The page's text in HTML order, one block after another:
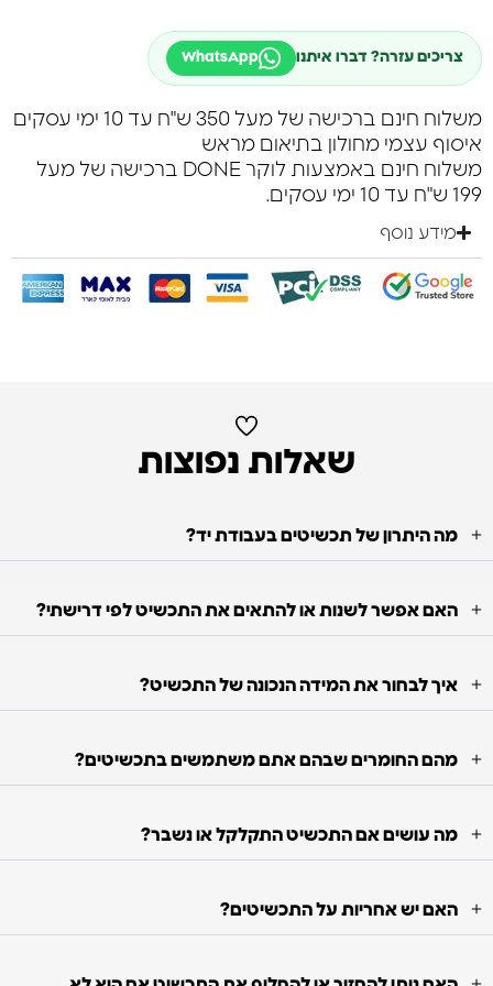
צריכים עזרה? דברו איתנו WhatsApp
משלוח חינם ברכישה של מעל 350 ש"ח עד 10 ימי עסקים
איסוף עצמי מחולון בתיאום מראש
משלוח חינם באמצעות לוקר DONE ברכישה של מעל
199 ש"ח עד 10 ימי עסקים.
מידע נוסף
שאלות נפוצות
מה היתרון של תכשיטים בעבודת יד?
האם אפשר לשנות או להתאים את התכשיט לפי דרישתי?
איך לבחור את המידה הנכונה של התכשיט?
מהם החומרים שבהם אתם משתמשים בתכשיטים?
מה עושים אם התכשיט התקלקל או נשבר?
האם יש אחריות על התכשיטים?